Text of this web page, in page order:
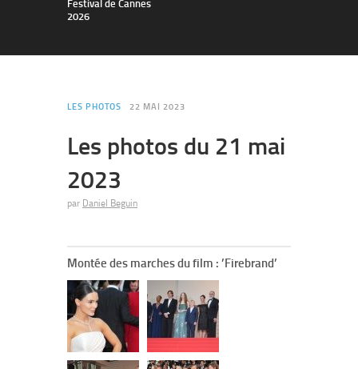
Festival de Cannes
2026
LES PHOTOS 22 MAI 2023
Les photos du 21 mai
2023
par Daniel Beguin
Montée des marches du film : ’Firebrand’